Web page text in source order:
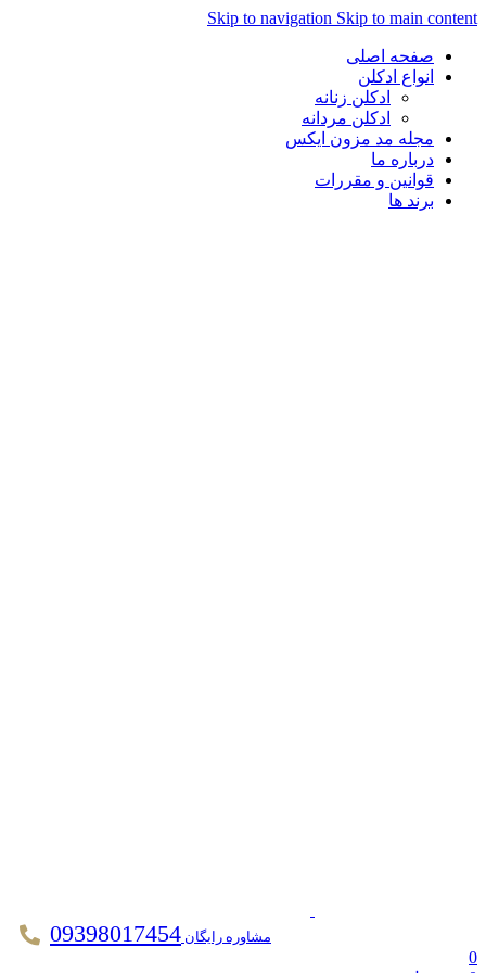
Skip to navigation Skip to main
صفحه اصلی
انواع ادکلن
ادکلن زنانه
ادکلن مردانه
مجله مد مزون ایکس
درباره ما
قوانین و مقررات
برند ها
مشاوره رایگان 09398017454